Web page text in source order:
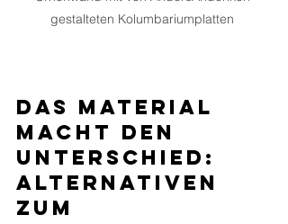
gestalteten Kolumbariumplatten
Das Material
macht den
Unterschied:
Alternativen
zum